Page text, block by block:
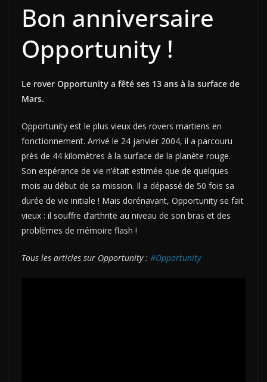
Bon anniversaire
Opportunity !
Le rover Opportunity a fêté ses 13 ans à la surface de
Mars.
Opportunity est le plus vieux des rovers martiens en
fonctionnement. Arrivé le 24 janvier 2004, il a parcouru
près de 44 kilomètres à la surface de la planète rouge.
Son espérance de vie n’était estimée que de quelques
mois au début de sa mission. Il a dépassé de 50 fois sa
durée de vie initiale ! Mais dorénavant, Opportunity se fait
vieux : il souffre d’arthrite au niveau de son bras et des
problèmes de mémoire flash !
Tous les articles sur Opportunity : #Opportunity